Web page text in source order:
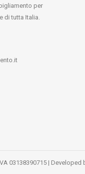
per
di tutta Italia.
03138390715 | Developed